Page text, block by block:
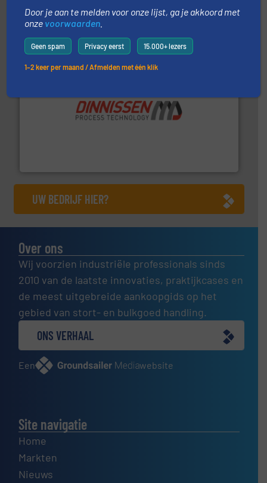
DMN-WESTINGHOUSE
UW BEDRIJF HIER?
Over ons
Wij voorzien industriële professionals sinds
2010 van de laatste innovaties, praktijkcases en
de meest uitgebreide aankoopgids op het
gebied van stort- en bulkgoed handling.
ONS VERHAAL
Een website
Site navigatie
Home
Markten
Nieuws
Door je aan te melden voor onze lijst, ga je akkoord met
onze voorwaarden
Geen spam Privacy eerst 15.000+ lezers
1–2 keer per maand / Afmelden met één klik